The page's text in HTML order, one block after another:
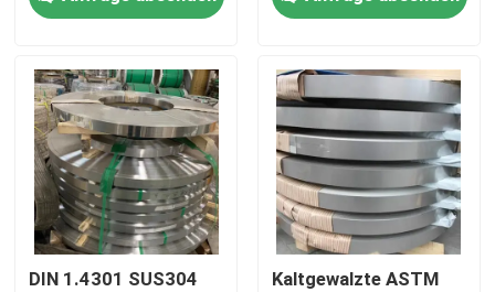
Treten Sie mit uns in Verbindung
Nachrichten
Fälle
nahtloses Rohr SS
DIN 1.4301 SUS304
Kaltgewalzte ASTM